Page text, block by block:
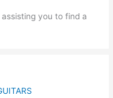
you to find a